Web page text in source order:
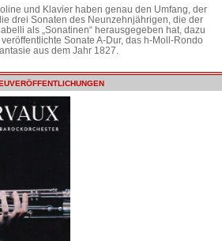
und Klavier haben genau den Umfang, der
drei Sonaten des Neunzehnjährigen, die der
als „Sonatinen“ herausgegeben hat, dazu
Sonate A-Dur, das h-Moll-Rondo
aus dem Jahr 1827.